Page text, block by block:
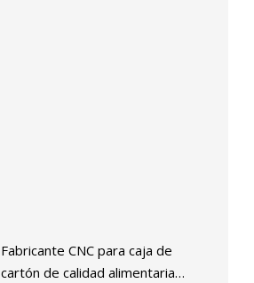
Fabricante CNC para caja de
cartón de calidad alimentaria